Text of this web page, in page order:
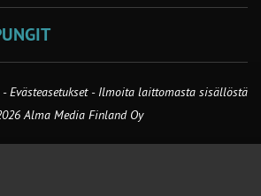
-Evästeasetukset- Ilmoita laittomasta sisällöstä
Alma Media Finland Oy